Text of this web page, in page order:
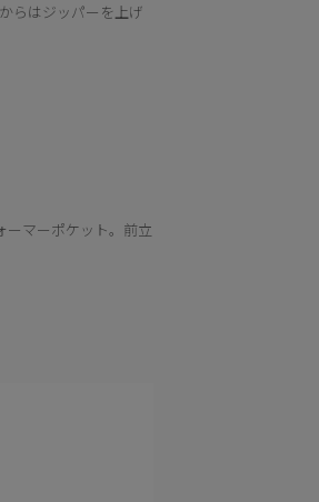
らはジッパーを上げ
ーマーポケット。前立